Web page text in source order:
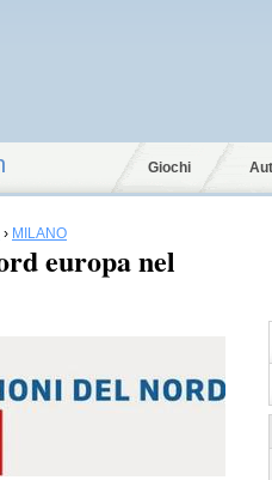
Giochi
› MILANO
europa nel